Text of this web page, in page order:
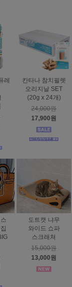
레
칸타나 참치필렛
오리지날 SET
(20g x 24개)
24,000원
17,900원
도트캣 냐무
와이드 쇼파
스크래쳐
15,000원
13,000원